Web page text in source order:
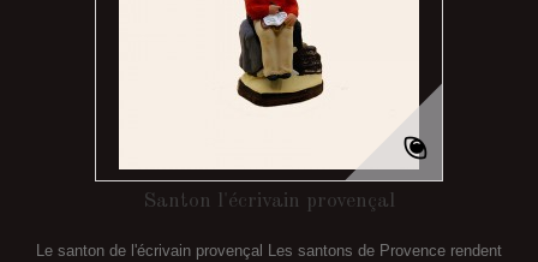
Santon l'écrivain provençal
Le santon de l'écrivain provençal Les santons de Provence rendent